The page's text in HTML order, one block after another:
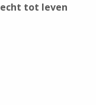
echt tot leven